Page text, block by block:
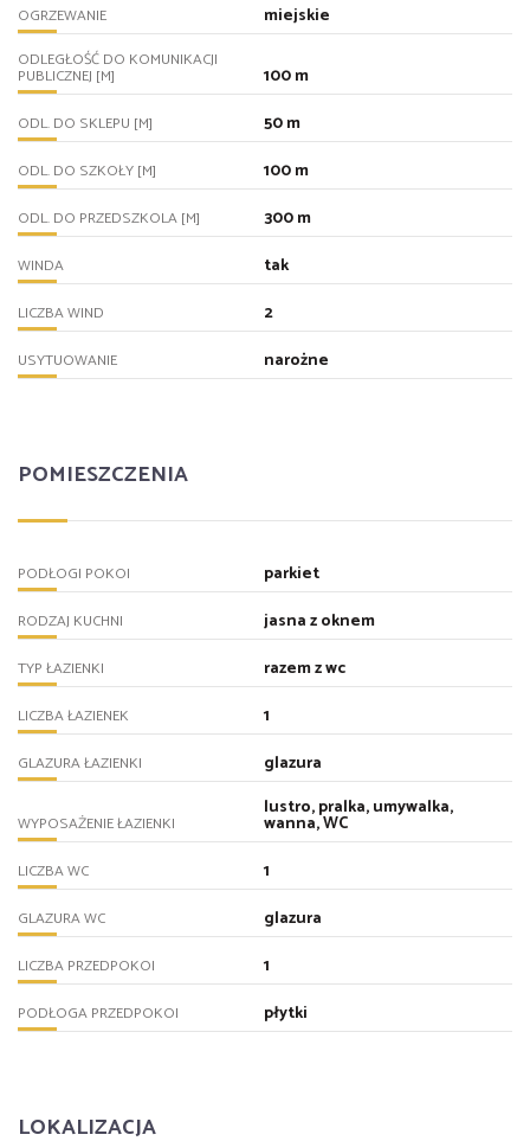
OGRZEWANIE miejskie
ODLEGŁOŚĆ DO KOMUNIKACJI
PUBLICZNEJ [M] 100 m
ODL. DO SKLEPU [M] 50 m
ODL. DO SZKOŁY [M] 100 m
ODL. DO PRZEDSZKOLA [M] 300 m
WINDA tak
LICZBA WIND 2
USYTUOWANIE narożne
POMIESZCZENIA
PODŁOGI POKOI parkiet
RODZAJ KUCHNI jasna z oknem
TYP ŁAZIENKI razem z wc
LICZBA ŁAZIENEK 1
GLAZURA ŁAZIENKI glazura
WYPOSAŻENIE ŁAZIENKI
lustro, pralka, umywalka,
wanna, WC
LICZBA WC 1
GLAZURA WC glazura
LICZBA PRZEDPOKOI 1
PODŁOGA PRZEDPOKOI płytki
LOKALIZACJA